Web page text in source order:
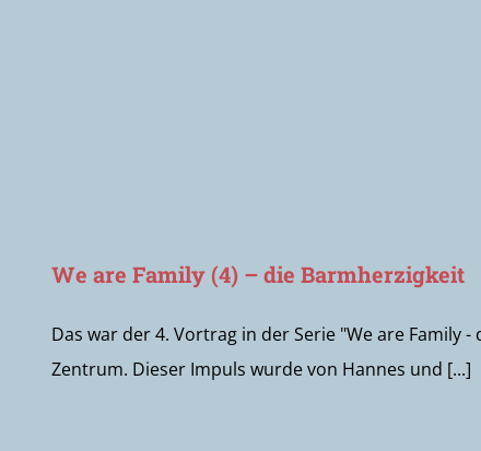
We are Family (4) – die Barmherzigkeit
Das war der 4. Vortrag in der Serie "We are Family
Zentrum. Dieser Impuls wurde von Hannes und [...]